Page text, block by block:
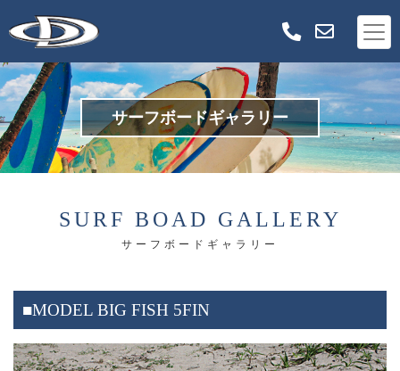
サーフボードギャラリー
SURF BOAD GALLERY
サーフボードギャラリー
■MODEL BIG FISH 5FIN